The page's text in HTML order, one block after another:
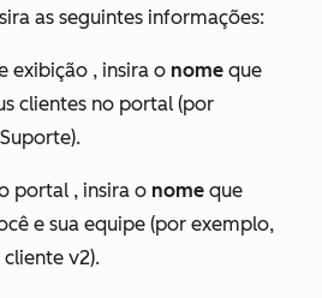
as seguintes informações:
exibição , insira o nome que
clientes no portal (por
portal , insira o nome que
e sua equipe (por exemplo,
v2).